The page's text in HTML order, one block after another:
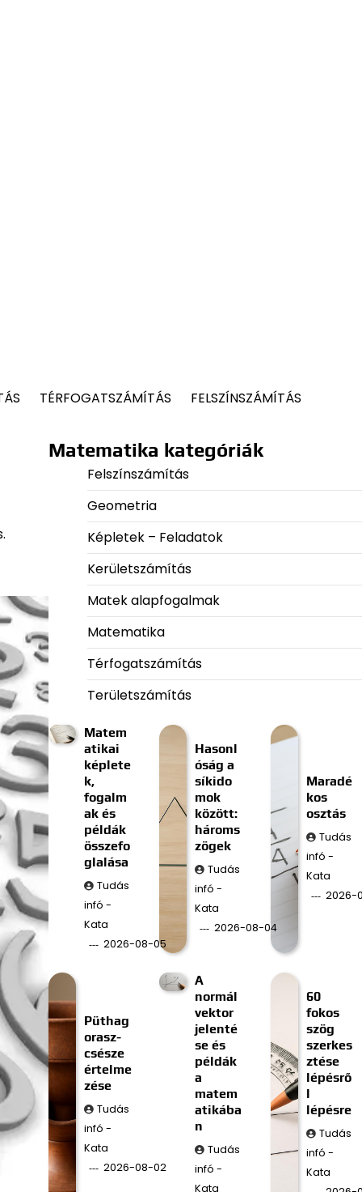
TÉRFOGATSZÁMÍTÁS FELSZÍNSZÁMÍTÁS
Matematika kategóriák
Felszínszámítás
Geometria
Képletek – Feladatok
Kerületszámítás
Matek alapfogalmak
Matematika
Térfogatszámítás
Területszámítás
Matem
atikai
képlete
k,
fogalm
ak és
példák
összefo
glalása
Tudás
infó -
Kata
2026-08-05
Hasonl
óság a
síkido
mok
között:
hároms
zögek
Tudás
infó -
Kata
2026-08-04
Maradé
kos
osztás
Tudás
infó -
Kata
2026-
Püthag
orasz-
csésze
értelme
zése
Tudás
infó -
Kata
2026-08-02
A
normál
vektor
jelenté
se és
példák
a
matem
atikába
n
Tudás
infó -
Kata
60
fokos
szög
szerkes
ztése
lépésrő
l
lépésre
Tudás
infó -
Kata